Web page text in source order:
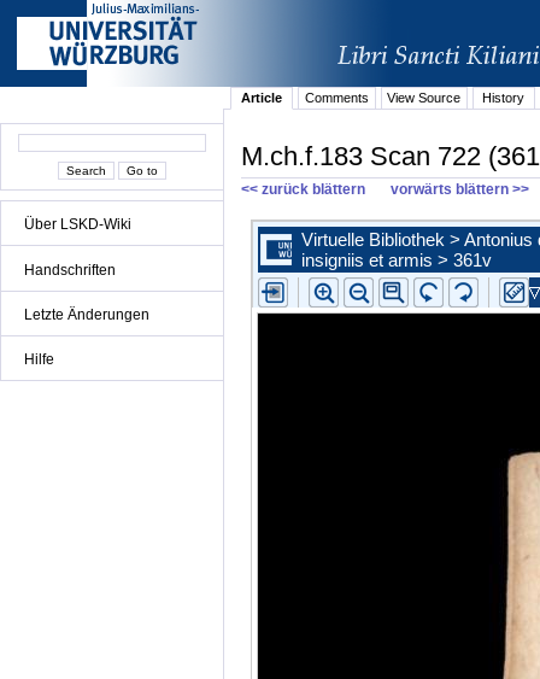
Über LSKD-Wiki
Handschriften
Letzte Änderungen
Hilfe
Article Comments View Source History
M.ch.f.183 Scan 722
<< zurück blättern vorwärts blättern >>